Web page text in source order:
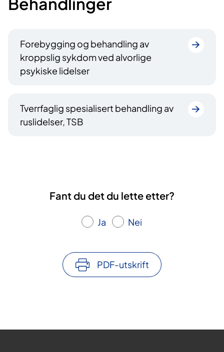
Forebygging og behandling av
kroppslig sykdom ved alvorlige
psykiske lidelser
Tverrfaglig spesialisert behandling av
ruslidelser, TSB
Fant du det du lette etter?
Ja Nei
PDF-utskrift